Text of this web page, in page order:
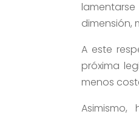
dimensión,
A este
próxima
menos